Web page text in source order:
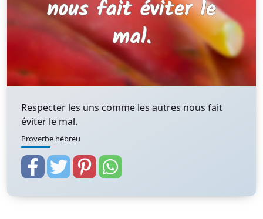
Respecter les uns comme les autres nous fait
éviter le mal.
Proverbe hébreu